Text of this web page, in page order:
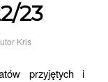
23
Kris
przyjętych i